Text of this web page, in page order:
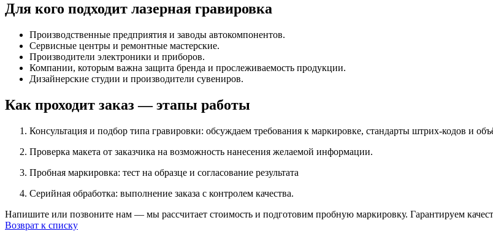
Для кого подходит лазерная гравировка
Производственные предприятия и заводы автокомпонентов.
Сервисные центры и ремонтные мастерские.
Производители электроники и приборов.
Компании, которым важна защита бренда и прослеживаемость продукции.
Дизайнерские студии и производители сувениров.
Как проходит заказ — этапы работы
Консультация и подбор типа гравировки: обсуждаем требования к маркировке, стандарты штрих‑кодов и
Проверка макета от заказчика на возможность нанесения желаемой информации.
Пробная маркировка: тест на образце и согласование результата
Серийная обработка: выполнение заказа с контролем качества.
Напишите или позвоните нам — мы рассчитает стоимость и подготовим пробную маркировку. Гарантируем
Возврат к списку